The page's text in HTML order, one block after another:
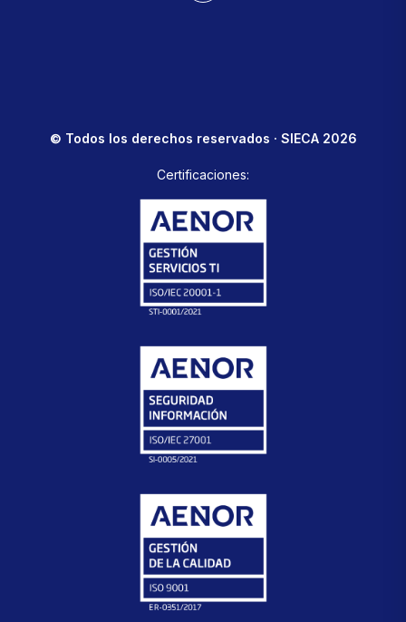
© Todos los derechos reservados · SIECA 2026
Certificaciones: